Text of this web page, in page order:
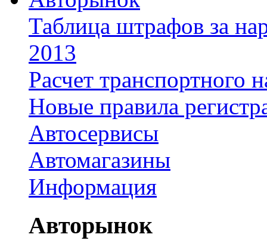
Таблица штрафов за
2013
Расчет транспортного
Новые правила
Автосервисы
Автомагазины
Информация
Авторынок